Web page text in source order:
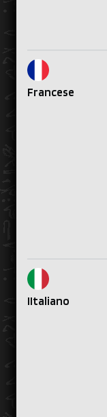
Francese
IItaliano